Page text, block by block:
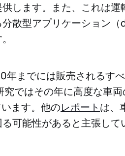
します。また、これは運
散型アプリケーション
年までには販売されるす
ではその年に高度な車
ます。他のレポート は、
可能性があると主張して